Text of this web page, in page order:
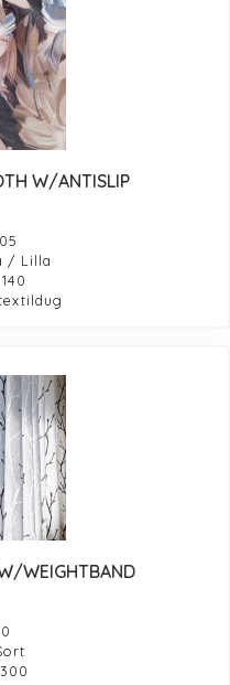
W/ANTISLIP
/ Lilla
WEIGHTBAND